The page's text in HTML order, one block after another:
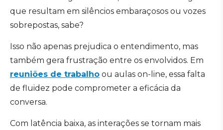
que resultam em silêncios embaraçosos ou vozes
sobrepostas, sabe?
Isso não apenas prejudica o entendimento, mas
também gera frustração entre os envolvidos. Em
reuniões de trabalho ou aulas on-line, essa falta
de fluidez pode comprometer a eficácia da
conversa.
Com latência baixa, as interações se tornam mais